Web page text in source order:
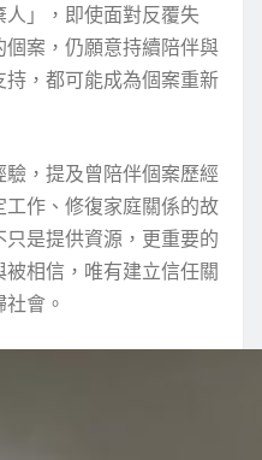
」，即使面對反覆失
案，仍願意持續陪伴與
，都可能成為個案重新
，提及曾陪伴個案歷經
作、修復家庭關係的故
是提供資源，更重要的
相信，唯有建立信任關
會。